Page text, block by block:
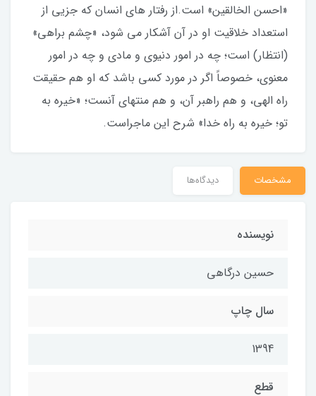
«احسن الخالقين» است.از رفتار هاى انسان كه جزيى از
استعداد خلاقيت او در آن آشكار مى شود، «چشم براهی»
(انتظار) است؛ چه در امور دنيوى و مادى و چه در امور
معنوى، خصوصاً اگر در مورد كسى باشد كه او هم حقيقت
راه الهى، و هم راهبر آن، و هم منتهاى آنست؛ «خيره به
تو؛ خيره به راه خدا» شرح اين ماجراست.
مشخصات دیدگاه‌ها
نویسنده
حسین درگاهی
سال چاپ
1394
قطع